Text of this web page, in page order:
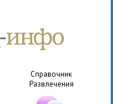
Справочник
Развлечения